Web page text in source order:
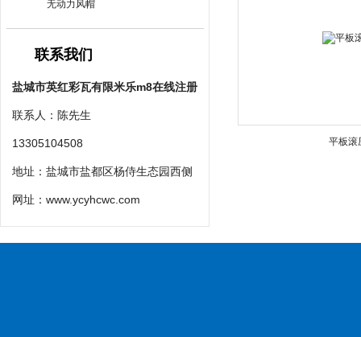
无动力风帽
联系我们
盐城市英红彩瓦有限米乐m8在线注册
联系人：陈先生
13305104508
地址：盐城市盐都区杨侍生态园西侧
网址： www.ycyhcwc.com
平板滚